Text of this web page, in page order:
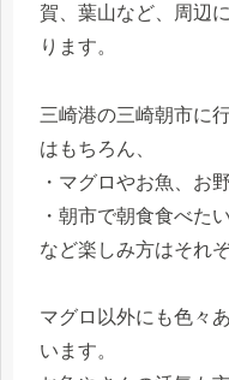
賀、葉山など、周辺
ります。
三崎港の三崎朝市に
はもちろん、
・マグロやお魚、お
・朝市で朝食食べた
など楽しみ方はそれ
マグロ以外にも色々
います。